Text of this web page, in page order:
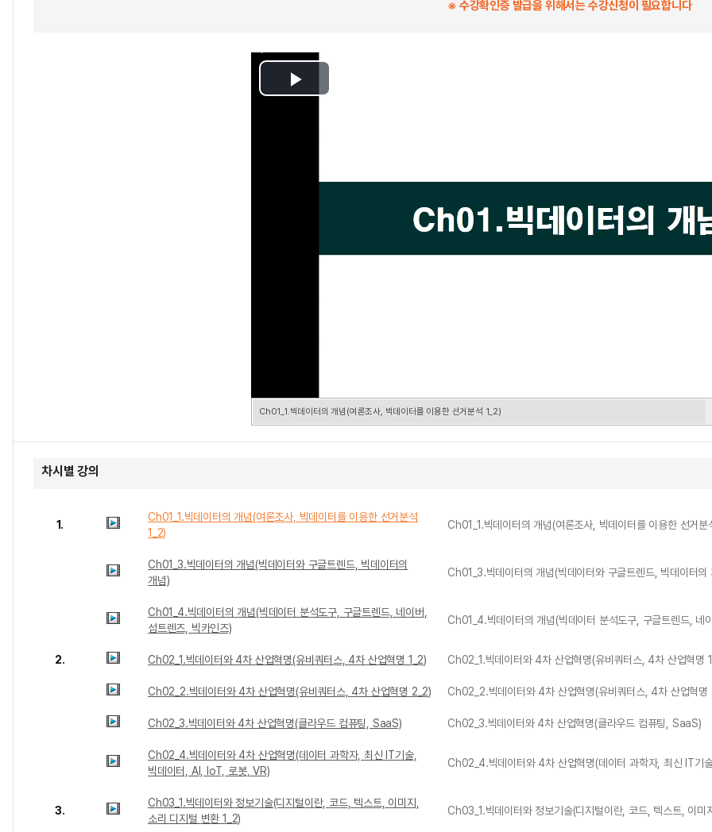
※ 수강확인증 발급을 위해서는 수강신청이 필요합니다
Play
Ch01_1.빅데이터의 개념(여론조사, 빅데이터를 이용한 선거분석 1_2)
차시별 강의
1.
Ch01_1.빅데이터의 개념(여론조사, 빅데이터를 이용한 선거분석
1_2)
Ch01_1.빅데이터의 개념(여론조사, 빅데이터를 이용한 선거분
Ch01_3.빅데이터의 개념(빅데이터와 구글트렌드, 빅데이터의
개념)
Ch01_3.빅데이터의 개념(빅데이터와 구글트렌드, 빅데이터의
Ch01_4.빅데이터의 개념(빅데이터 분석도구, 구글트렌드, 네이버,
섬트렌즈, 빅카인즈)
Ch01_4.빅데이터의 개념(빅데이터 분석도구, 구글트렌드, 네
2. Ch02_1.빅데이터와 4차 산업혁명(유비쿼터스, 4차 산업혁명 1_2) Ch02_1.빅데이터와 4차 산업혁명(유비쿼터스, 4차 산업혁명
Ch02_2.빅데이터와 4차 산업혁명(유비쿼터스, 4차 산업혁명 2_2) Ch02_2.빅데이터와 4차 산업혁명(유비쿼터스, 4차 산업혁명
Ch02_3.빅데이터와 4차 산업혁명(클라우드 컴퓨팅, SaaS) Ch02_3.빅데이터와 4차 산업혁명(클라우드 컴퓨팅, SaaS)
Ch02_4.빅데이터와 4차 산업혁명(데이터 과학자, 최신 IT기술,
빅데이터, AI, IoT, 로봇, VR)
Ch02_4.빅데이터와 4차 산업혁명(데이터 과학자, 최신 IT기
3.
Ch03_1.빅데이터와 정보기술(디지털이란, 코드, 텍스트, 이미지,
소리 디지털 변환 1_2)
Ch03_1.빅데이터와 정보기술(디지털이란, 코드, 텍스트, 이미